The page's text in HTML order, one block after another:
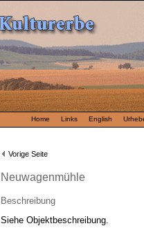
Home Links English
Vorige Seite
Neuwagenmühle
Beschreibung
Siehe Objektbeschreibung.